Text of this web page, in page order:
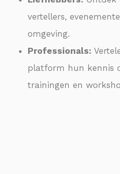
vertellers,
omgeving.
Professionals:
platform hun kennis
trainingen en